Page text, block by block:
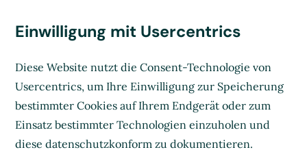
Einwilligung mit Usercentrics
Diese Website nutzt die Consent-Technologie von
Usercentrics, um Ihre Einwilligung zur Speicherung
bestimmter Cookies auf Ihrem Endgerät oder zum
Einsatz bestimmter Technologien einzuholen und
diese datenschutzkonform zu dokumentieren.